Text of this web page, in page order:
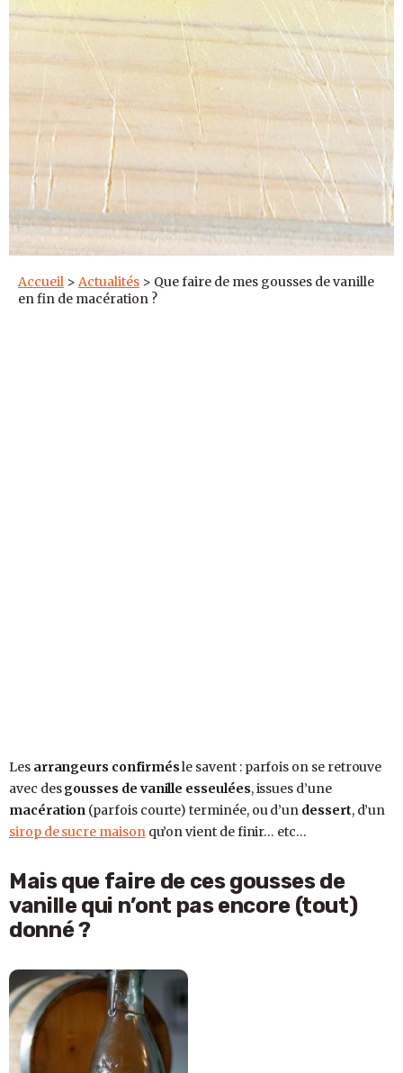
Accueil > Actualités > Que faire de mes gousses de vanille
en fin de macération ?
Les arrangeurs confirmésle savent : parfois on se retrouve
avec desgousses de vanille esseulées, issues d’une
macération (parfois courte) terminée, ou d’un dessert, d’un
sirop de sucre maisonqu’on vient de finir… etc…
Mais que faire de ces gousses de
vanille qui n’ont pas encore (tout)
donné ?